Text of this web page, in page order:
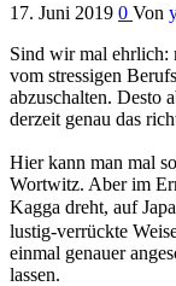
17. Juni 2019 0 Von
Sind wir mal ehrlich:
vom stressigen
abzuschalten. Desto
derzeit genau das
Hier kann man mal
Wortwitz. Aber im
Kagga dreht, auf
lustig-verrückte
einmal genauer
lassen.